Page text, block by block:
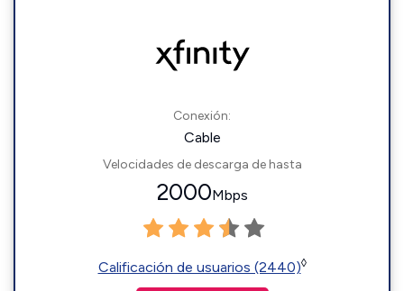
Conexión:
Cable
Velocidades de descarga de hasta
2000Mbps
Calificación de usuarios (2440)◊